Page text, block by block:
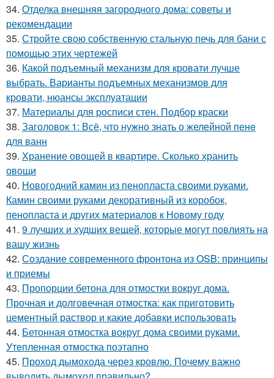
34. Отделка внешняя загородного дома: советы и
рекомендации
35. Стройте свою собственную стальную печь для бани с
помощью этих чертежей
36. Какой подъемный механизм для кровати лучше
выбрать. Варианты подъемных механизмов для
кровати, нюансы эксплуатации
37. Материалы для росписи стен. Подбор краски
38. Заголовок 1: Всё, что нужно знать о желейной пенe
для ванн
39. Хранение овощей в квартире. Сколько хранить
овощи
40. Новогодний камин из пенопласта своими руками.
Камин своими руками декоративный из коробок,
пенопласта и других материалов к Новому году
41. 9 лучших и худших вещей, которые могут повлиять на
вашу жизнь
42. Создание современного фронтона из OSB: принципы
и приемы
43. Пропорции бетона для отмостки вокруг дома.
Прочная и долговечная отмостка: как приготовить
цементный раствор и какие добавки использовать
44. Бетонная отмостка вокруг дома своими руками.
Утепленная отмостка поэтапно
45. Проход дымохода через кровлю. Почему важно